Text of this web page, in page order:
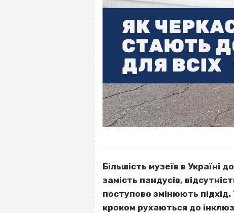
Більшість музеїв в
замість пандусів,
поступово змінюють
кроком рухаються до